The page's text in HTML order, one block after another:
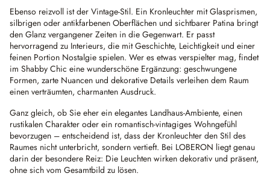
Ebenso reizvoll ist der Vintage-Stil. Ein Kronleuchter mit Glasprismen,
silbrigen oder antikfarbenen Oberflächen und sichtbarer Patina bringt
den Glanz vergangener Zeiten in die Gegenwart. Er passt
hervorragend zu Interieurs, die mit Geschichte, Leichtigkeit und einer
feinen Portion Nostalgie spielen. Wer es etwas verspielter mag, findet
im Shabby Chic eine wunderschöne Ergänzung: geschwungene
Formen, zarte Nuancen und dekorative Details verleihen dem Raum
einen verträumten, charmanten Ausdruck.
Ganz gleich, ob Sie eher ein elegantes Landhaus-Ambiente, einen
rustikalen Charakter oder ein romantisch-vintagiges Wohngefühl
bevorzugen – entscheidend ist, dass der Kronleuchter den Stil des
Raumes nicht unterbricht, sondern vertieft. Bei LOBERON liegt genau
darin der besondere Reiz: Die Leuchten wirken dekorativ und präsent,
ohne sich vom Gesamtbild zu lösen.